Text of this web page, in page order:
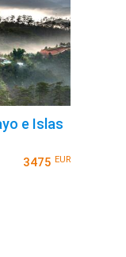
e Islas
3475 EUR